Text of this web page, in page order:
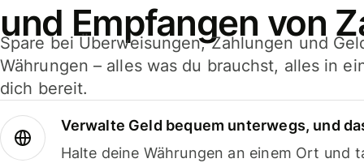
und Empfangen von
Spare bei Überweisungen, Zahlungen und
Währungen – alles was du brauchst, alles in
dich bereit.
Verwalte Geld bequem unterwegs, und
Halte deine Währungen an einem Ort und